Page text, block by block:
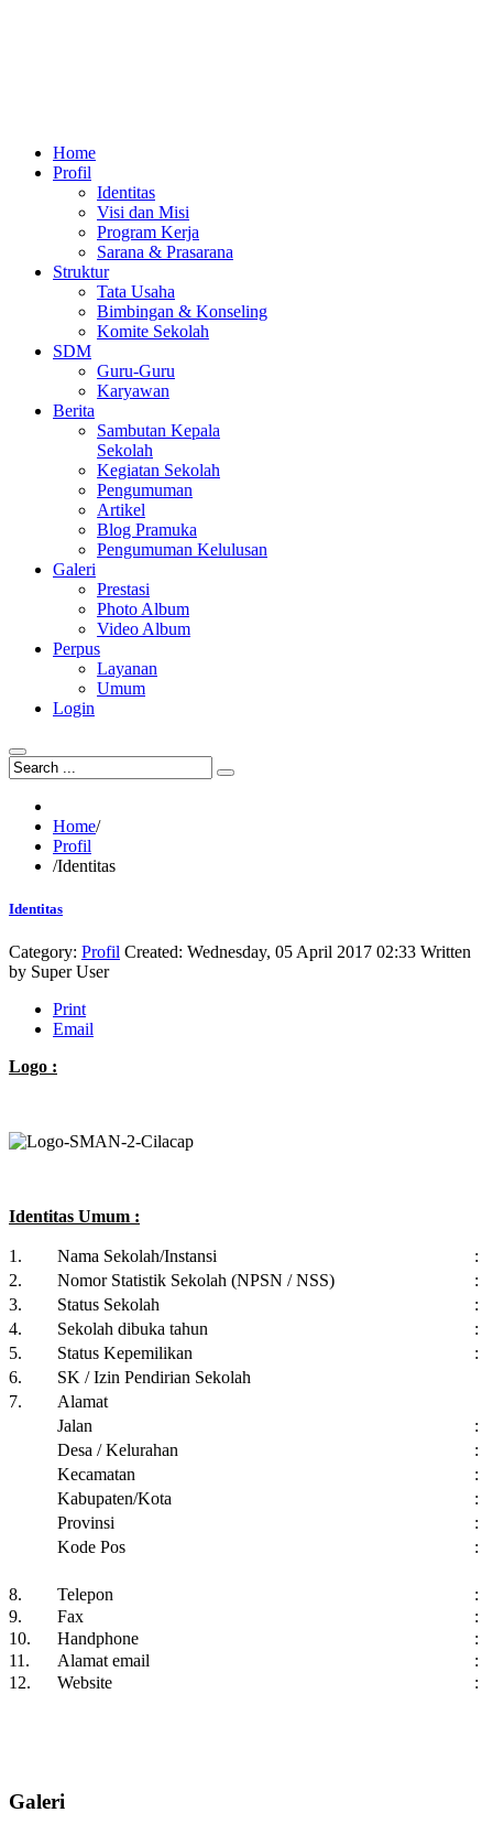
Home
Profil
Identitas
Visi dan Misi
Program Kerja
Sarana & Prasarana
Struktur
Tata Usaha
Bimbingan & Konseling
Komite Sekolah
SDM
Guru-Guru
Karyawan
Berita
Sambutan Kepala
Sekolah
Kegiatan Sekolah
Pengumuman
Artikel
Blog Pramuka
Pengumuman Kelulusan
Galeri
Prestasi
Photo Album
Video Album
Perpus
Layanan
Umum
Login
Home/
Profil
/Identitas
Identitas
Category: Profil Created: Wednesday, 05 April 2017 02:33 Written
by Super User
Print
Email
Logo :
Identitas Umum :
1. Nama Sekolah/Instansi
:
2.
Nomor Statistik Sekolah (NPSN / NSS)
:
3.
Status Sekolah
:
4.
Sekolah dibuka tahun
:
5.
Status Kepemilikan
:
6.
SK / Izin Pendirian Sekolah
7.
Alamat
Jalan
:
Desa / Kelurahan
:
Kecamatan
:
Kabupaten/Kota
:
Provinsi
:
Kode Pos
:
8. Telepon
:
9.
Fax
:
10.
Handphone
:
11.
Alamat email
:
12.
Website :
Galeri